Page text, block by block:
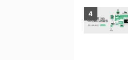
4